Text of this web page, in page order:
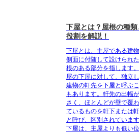
下屋とは？屋根の種類
役割を解説！
下屋とは、主屋である建
側面に付随して設けられ
根のある部分を指します
屋の下屋に対して、独立
建物の軒先を下屋と呼ぶ
もあります。軒先の出幅
さく、ほとんどが壁で覆
ているものを軒下または
と呼び、区別されています
下屋は、主屋よりも低い